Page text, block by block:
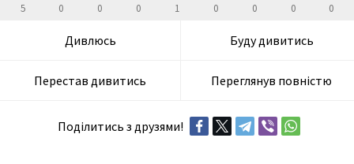
5 0 0 0 1 0 0 0 0
Дивлюсь Буду дивитись
Перестав дивитись Переглянув повністю
Поділитись з друзями!